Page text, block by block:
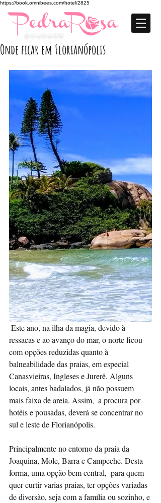
https://book.omnibees.com/hotel/2825
Onde ficar em Florianópolis
ressacas e ao avanço do mar, o norte ficou
com opções reduzidas quanto à
balneabilidade das praias, em especial
Canasvieiras, Ingleses e Jurerê. Alguns
locais, antes badalados, já não possuem
mais faixa de areia. Assim,  a procura por
hotéis e pousadas, deverá se concentrar no
sul e leste de Florianópolis.
Principalmente no entorno da praia da
Joaquina, Mole, Barra e Campeche. Desta
forma, uma opção bem central,  para quem
quer curtir varias praias, ter opções variadas
de diversão, seja com a família ou sozinho, e